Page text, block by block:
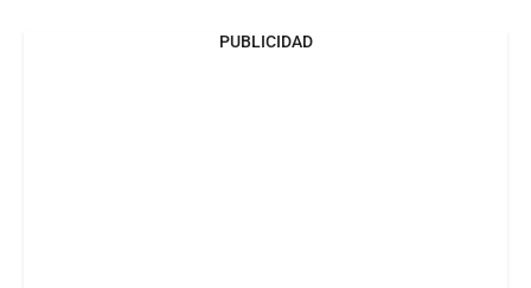
PUBLICIDAD